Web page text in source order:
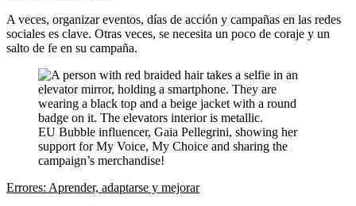
A veces, organizar eventos, días de acción y campañas en las redes
sociales es clave. Otras veces, se necesita un poco de coraje y un
salto de fe en su campaña.
EU Bubble influencer, Gaia Pellegrini, showing her
support for My Voice, My Choice and sharing the
campaign’s merchandise!
Errores: Aprender, adaptarse y mejorar